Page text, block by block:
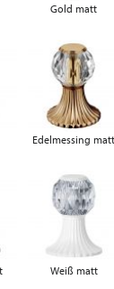
Gold matt
Edelmessing
Weiß matt